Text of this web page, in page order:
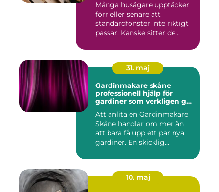
Många husägare upptäcker
förr eller senare att
standardfönster inte riktigt
passar. Kanske sitter de...
31. maj
Gardinmakare skåne
professionell hjälp för
gardiner som verkligen gör
Att anlita en Gardinmakare
Skåne handlar om mer än
att bara få upp ett par nya
gardiner. En skicklig...
10. maj